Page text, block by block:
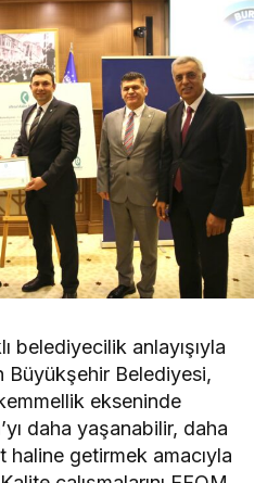
belediyecilik anlayışıyla
Büyükşehir Belediyesi,
ekseninde
daha yaşanabilir, daha
getirmek amacıyla